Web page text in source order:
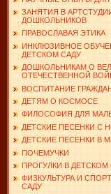
ЗАНЯТИЯ В
ДОШКОЛЬНИКОВ
ПРАВОСЛАВАЯ ЭТИКА
ИНКЛЮЗИВНОЕ
ДЕТСКОМ САДУ
ДОШКОЛЬНИКАМ О
ОТЕЧЕСТВЕННОЙ
ВОСПИТАНИЕ
ДЕТЯМ О КОСМОСЕ
ФИЛОСОФИЯ ДЛЯ
ДЕТСКИЕ ПЕСЕНКИ С
ДЕТСКИЕ ПЕСЕНКИ В
ПОЧЕМУЧКИ
ПРОГУЛКИ В ДЕТСКОМ
ФИЗКУЛЬТУРА И
САДУ